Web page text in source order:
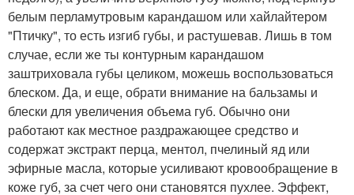
белым перламутровым карандашом или хайлайтером
"Птичку", то есть изгиб губы, и растушевав. Лишь в том
случае, если же ты контурным карандашом
заштриховала губы целиком, можешь воспользоваться
блеском. Да, и еще, обрати внимание на бальзамы и
блески для увеличения объема губ. Обычно они
работают как местное раздражающее средство и
содержат экстракт перца, ментол, пчелиный яд или
эфирные масла, которые усиливают кровообращение в
коже губ, за счет чего они становятся пухлее. Эффект,